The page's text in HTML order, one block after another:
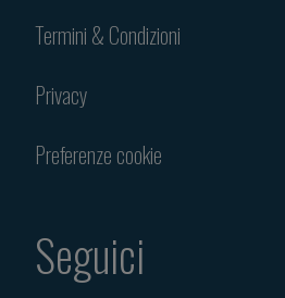
Termini & Condizioni
Privacy
Preferenze cookie
Seguici